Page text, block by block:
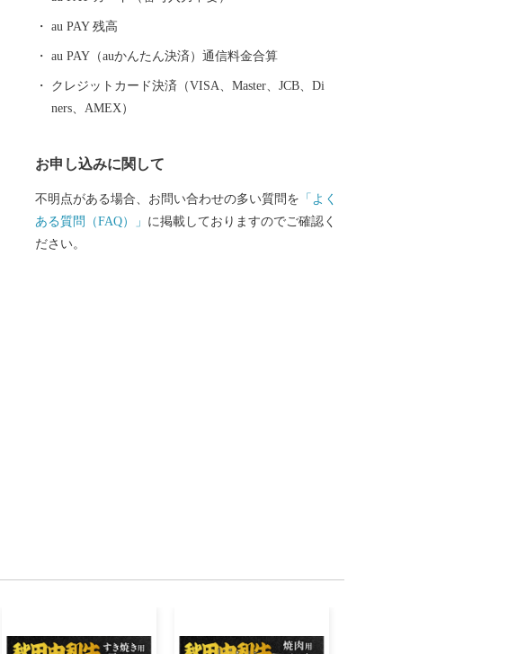
au PAY 残高
au PAY（auかんたん決済）通信料金合算
クレジットカード決済（VISA、Master、JCB、Di
ners、AMEX）
お申し込みに関して
不明点がある場合、お問い合わせの多い質問を 「よく
ある質問（FAQ）」 に掲載しておりますのでご確認く
ださい。